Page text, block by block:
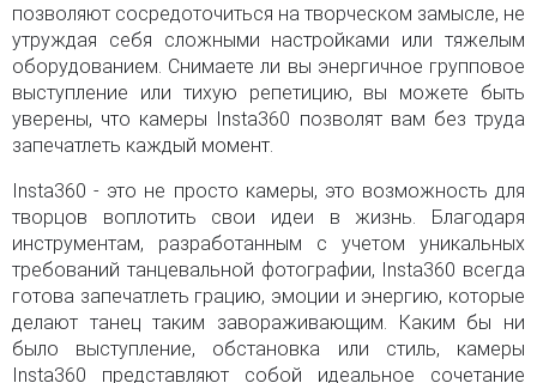
позволяют сосредоточиться на творческом замысле, не
утруждая себя сложными настройками или тяжелым
оборудованием. Снимаете ли вы энергичное групповое
выступление или тихую репетицию, вы можете быть
уверены, что камеры Insta360 позволят вам без труда
запечатлеть каждый момент.
Insta360 - это не просто камеры, это возможность для
творцов воплотить свои идеи в жизнь. Благодаря
инструментам, разработанным с учетом уникальных
требований танцевальной фотографии, Insta360 всегда
готова запечатлеть грацию, эмоции и энергию, которые
делают танец таким завораживающим. Каким бы ни
было выступление, обстановка или стиль, камеры
Insta360 представляют собой идеальное сочетание